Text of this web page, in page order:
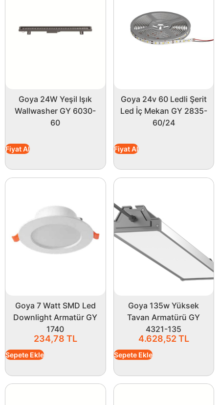
Goya 24W Yeşil Işık
Wallwasher GY 6030-
60
Fiyat Al
Goya 24v 60 Ledli Şerit
Led İç Mekan GY 2835-
60/24
Fiyat Al
Goya 7 Watt SMD Led
Downlight Armatür GY
1740
234,78 TL
Sepete Ekle
Goya 135w Yüksek
Tavan Armatürü GY
4321-135
4.628,52TL
Sepete Ekle